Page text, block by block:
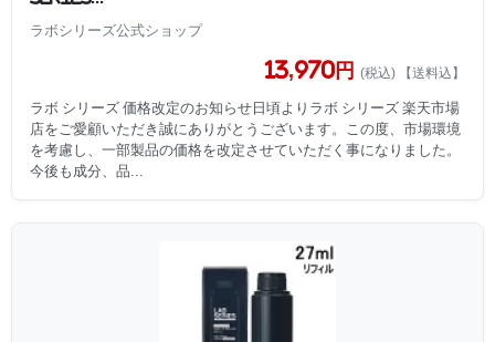
ラボシリーズ公式ショップ
13,970円 (税込) 【送料込】
ラボ シリーズ 価格改定のお知らせ日頃よりラボ シリーズ 楽天市場
店をご愛顧いただき誠にありがとうございます。この度、市場環境
を考慮し、一部製品の価格を改定させていただく事になりました。
今後も成分、品...